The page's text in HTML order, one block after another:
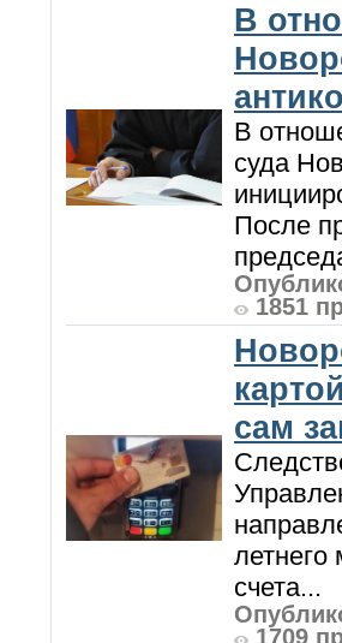
В
В
суда
После
1851
сам
летнего
счета...
1709